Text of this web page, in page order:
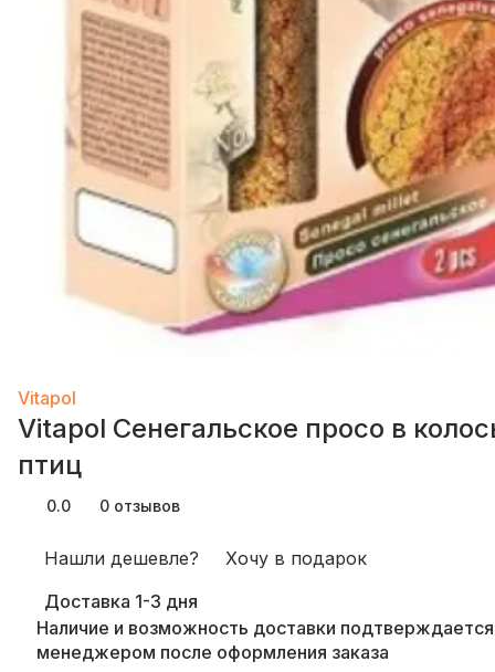
Vitapol
Vitapol Сенегальское просо в
птиц
0.0 0 отзывов
Нашли дешевле?
Хочу в подарок
Доставка 1-3 дня
Наличие и возможность доставки подтверждается
менеджером после оформления заказа